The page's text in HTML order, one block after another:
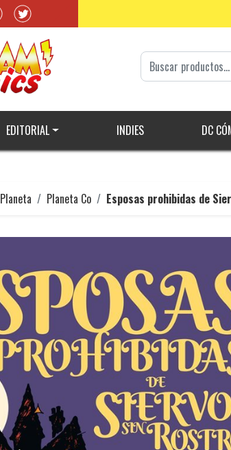
EDITORIAL INDIES DC
Planeta Planeta Co Esposas prohibidas de